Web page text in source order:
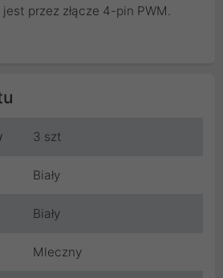
przez złącze 4-pin PWM.
3 szt
Biały
Biały
Mleczny